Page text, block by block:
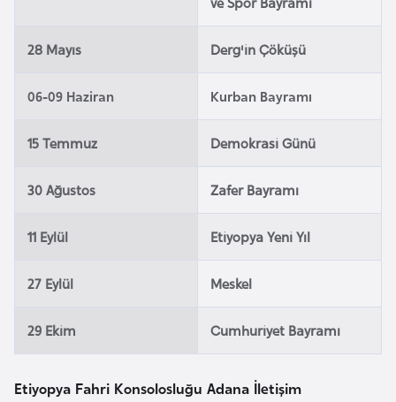
28 Mayıs Derg'in Çöküşü
06-09 Haziran Kurban Bayramı
15 Temmuz Demokrasi Günü
30 Ağustos Zafer Bayramı
11 Eylül Etiyopya Yeni Yıl
27 Eylül Meskel
29 Ekim Cumhuriyet Bayramı
Etiyopya Fahri Konsolosluğu Adana İletişim
a
i
t
n
B
r
i
a